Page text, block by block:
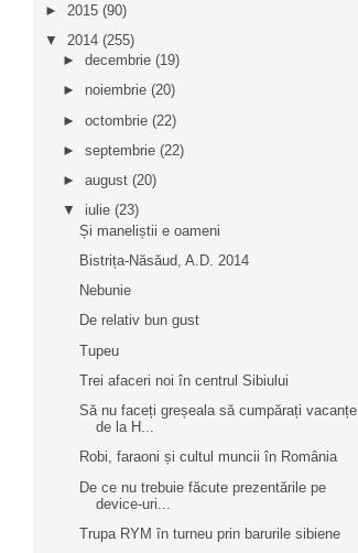
► 2015 (90)
▼ 2014 (255)
► decembrie (19)
► noiembrie (20)
► octombrie (22)
► septembrie (22)
► august (20)
▼ iulie (23)
Și maneliștii e oameni
Bistrița-Năsăud, A.D. 2014
Nebunie
De relativ bun gust
Tupeu
Trei afaceri noi în centrul Sibiului
Să nu faceți greșeala să cumpărați vacanțe
de la H...
Robi, faraoni și cultul muncii în România
De ce nu trebuie făcute prezentările pe
device-uri...
Trupa RYM în turneu prin barurile sibiene